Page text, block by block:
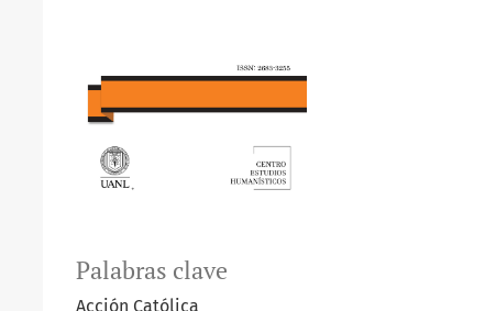
Palabras clave
Acción Católica